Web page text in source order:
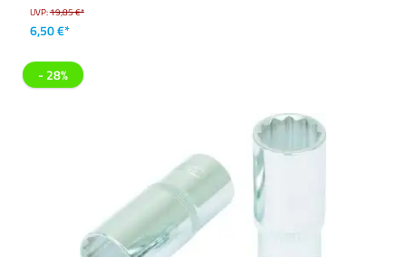
UVP:19,85 €*
6,50 €*
- 28%